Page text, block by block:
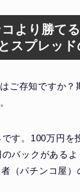
より勝て
スプレッド
ご存知ですか？
す。100万円を
バックがあるよ
（パチンコ屋）